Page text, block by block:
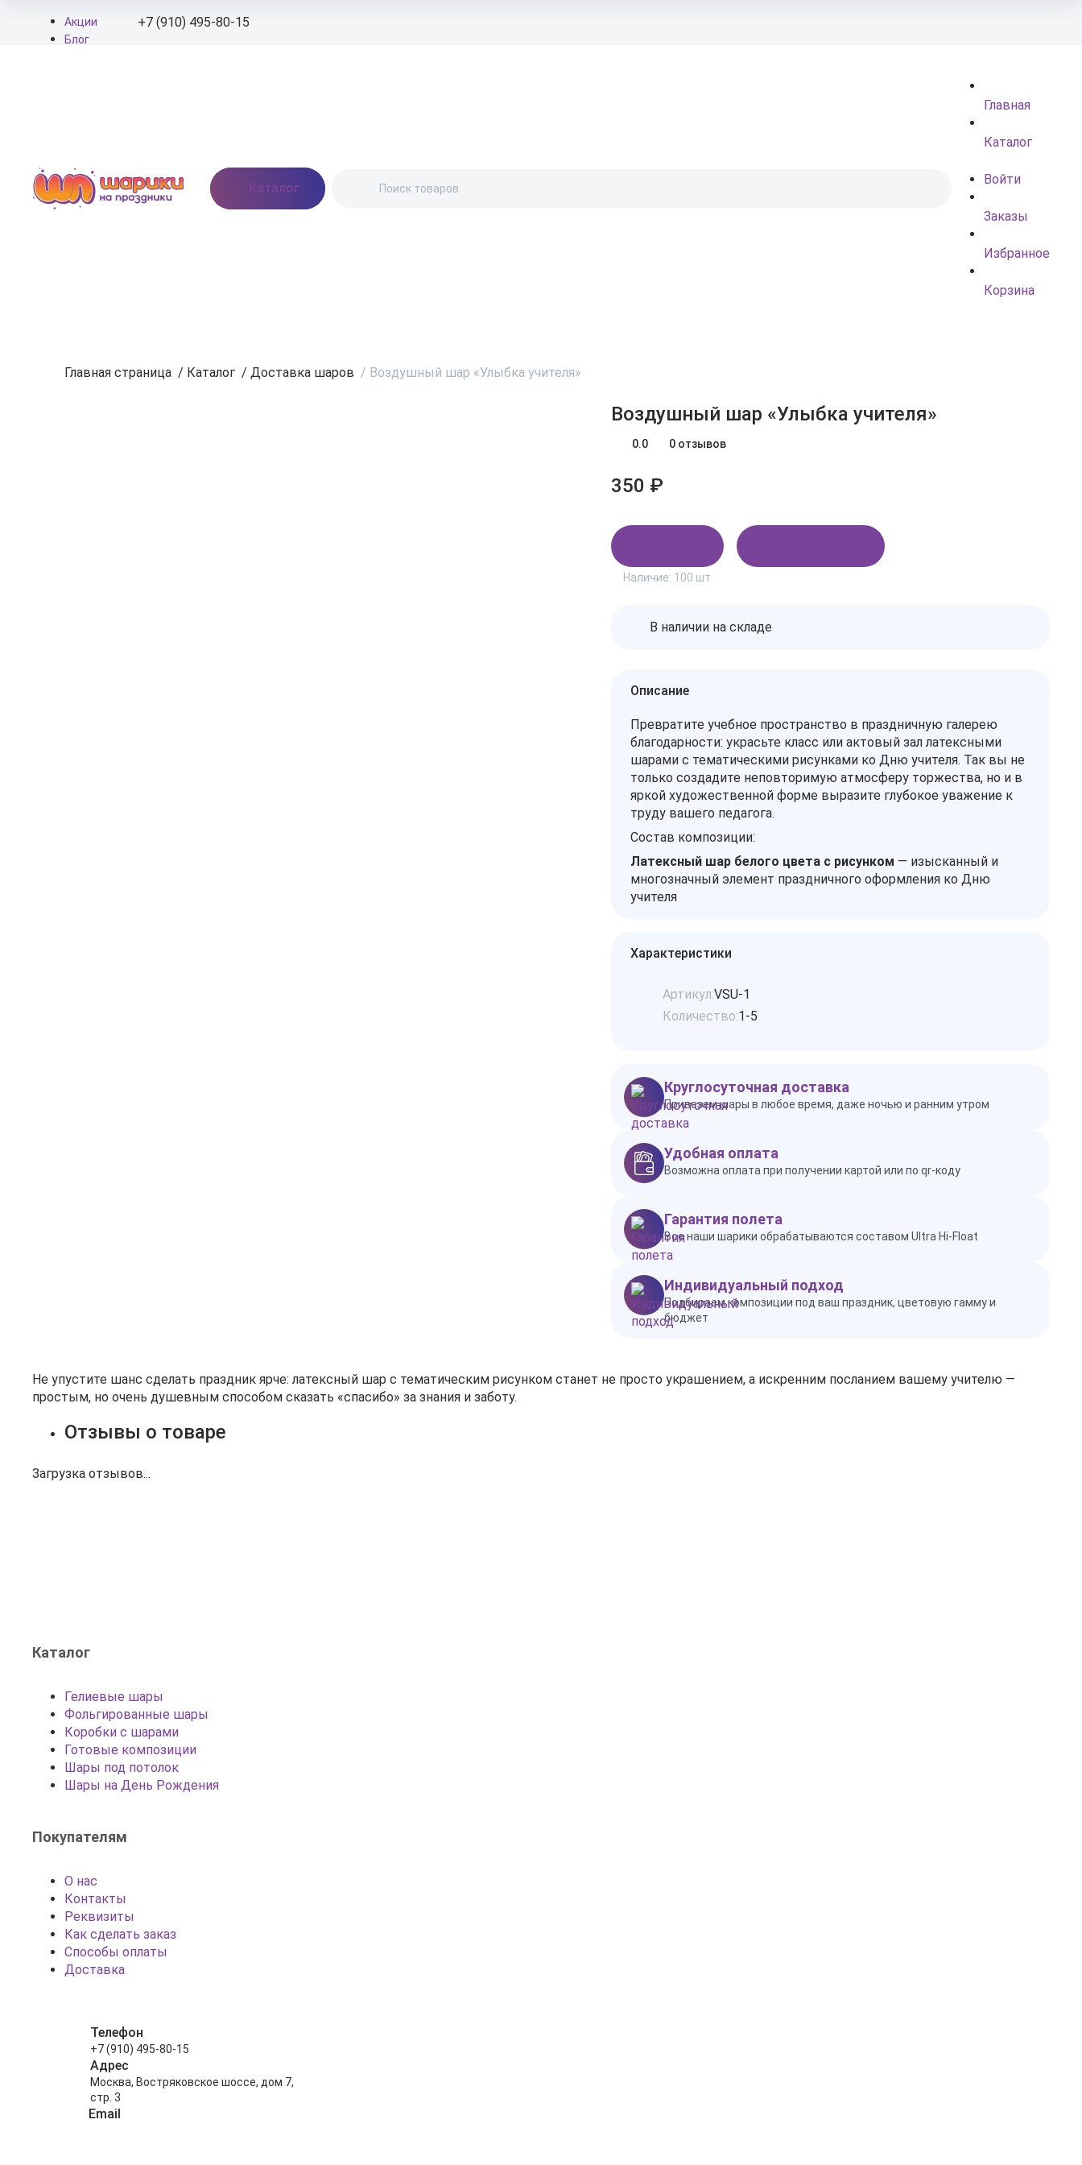
Акции
Блог
+7 (910) 495-80-15
Москва, Востряковское
шоссе, дом 7, стр. 3
Каталог
Главная
Каталог
Войти
Заказы
Избранное
Корзина
Главная страница / Каталог / Доставка шаров / Воздушный шар «Улыбка учителя»
Воздушный шар «Улыбка учителя»
0.0 0 отзывов
350 ₽
Наличие: 100 шт
В наличии на складе
Описание
Превратите учебное пространство в праздничную галерею
благодарности: украсьте класс или актовый зал латексными
шарами с тематическими рисунками ко Дню учителя. Так вы не
только создадите неповторимую атмосферу торжества, но и в
яркой художественной форме выразите глубокое уважение к
труду вашего педагога.
Состав композиции:
Латексный шар белого цвета с рисунком — изысканный и
многозначный элемент праздничного оформления ко Дню
учителя
Характеристики
Артикул:VSU-1
Количество:1-5
Круглосуточная доставка
Привезем шары в любое время, даже ночью и ранним утром
Удобная оплата
Возможна оплата при получении картой или по qr-коду
Гарантия полета
Все наши шарики обрабатываются составом Ultra Hi-Float
Индивидуальный подход
Подбираем композиции под ваш праздник, цветовую гамму и
бюджет
Не упустите шанс сделать праздник ярче: латексный шар с тематическим рисунком станет не просто украшением, а искренним посланием вашему учителю —
простым, но очень душевным способом сказать «спасибо» за знания и заботу.
Отзывы о товаре
Загрузка отзывов...
Каталог
Гелиевые шары
Фольгированные шары
Коробки с шарами
Готовые композиции
Шары под потолок
Шары на День Рождения
Покупателям
О нас
Контакты
Реквизиты
Как сделать заказ
Способы оплаты
Доставка
Телефон
+7 (910) 495-80-15
Адрес
Москва, Востряковское шоссе, дом 7,
стр. 3
Email